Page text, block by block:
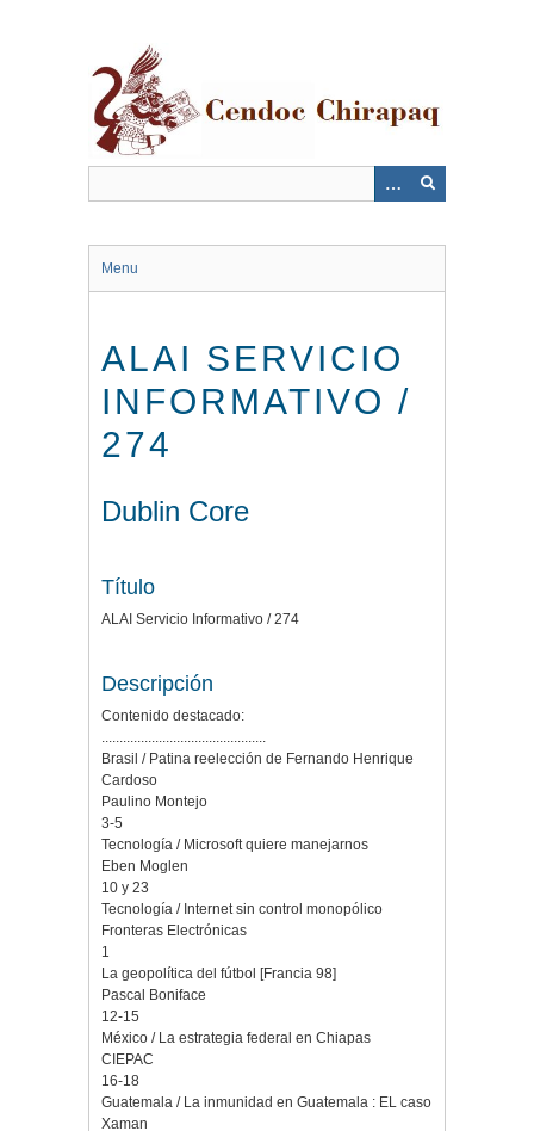
Menu
ALAI SERVICIO
INFORMATIVO /
274
Dublin Core
Título
ALAI Servicio Informativo / 274
Descripción
Contenido destacado:
..............................................
Brasil / Patina reelección de Fernando Henrique
Cardoso
Paulino Montejo
3-5
Tecnología / Microsoft quiere manejarnos
Eben Moglen
10 y 23
Tecnología / Internet sin control monopólico
Fronteras Electrónicas
1
La geopolítica del fútbol [Francia 98]
Pascal Boniface
12-15
México / La estrategia federal en Chiapas
CIEPAC
16-18
Guatemala / La inmunidad en Guatemala : EL caso
Xaman